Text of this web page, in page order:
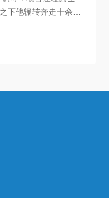
转奔走十余个项目现场